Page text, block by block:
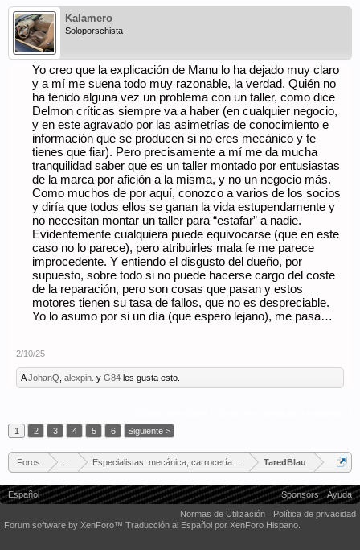
Kalamero
Soloporschista
Yo creo que la explicación de Manu lo ha dejado muy claro
y a mí me suena todo muy razonable, la verdad. Quién no
ha tenido alguna vez un problema con un taller, como dice
Delmon críticas siempre va a haber (en cualquier negocio,
y en este agravado por las asimetrías de conocimiento e
información que se producen si no eres mecánico y te
tienes que fiar). Pero precisamente a mí me da mucha
tranquilidad saber que es un taller montado por entusiastas
de la marca por afición a la misma, y no un negocio más.
Como muchos de por aquí, conozco a varios de los socios
y diría que todos ellos se ganan la vida estupendamente y
no necesitan montar un taller para “estafar” a nadie.
Evidentemente cualquiera puede equivocarse (que en este
caso no lo parece), pero atribuirles mala fe me parece
improcedente. Y entiendo el disgusto del dueño, por
supuesto, sobre todo si no puede hacerse cargo del coste
de la reparación, pero son cosas que pasan y estos
motores tienen su tasa de fallos, que no es despreciable.
Yo lo asumo por si un día (que espero lejano), me pasa…
2/10/25
AJohanQ alexpin. y G84 les gusta esto.
1
2 3 4 5 6 Siguiente >
Foros Especialistas: mecánica, carrocería, tapicería...TaredBlau
Español Sponsors
Ayuda
Normas de Utilización
Política de privacidad
Forum software by XenForo™ Traducción al Español por XenForo Hispano.